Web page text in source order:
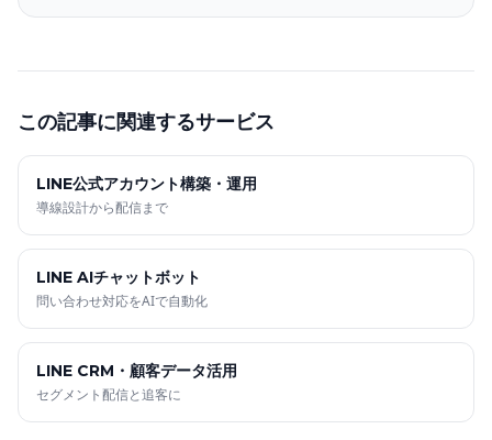
この記事に関連するサービス
LINE公式アカウント構築・運用
導線設計から配信まで
LINE AIチャットボット
問い合わせ対応をAIで自動化
LINE CRM・顧客データ活用
セグメント配信と追客に